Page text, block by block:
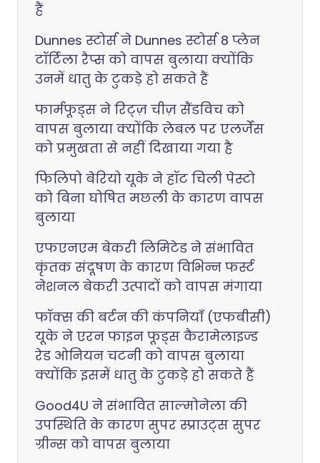
हैं
Dunnes स्टोर्स ने Dunnes स्टोर्स 8 प्लेन
टॉर्टिला रैप्स को वापस बुलाया क्योंकि
उनमें धातु के टुकड़े हो सकते हैं
फार्मफूड्स ने रिट्ज़ चीज़ सैंडविच को
वापस बुलाया क्योंकि लेबल पर एलर्जेंस
को प्रमुखता से नहीं दिखाया गया है
फिलिपो बेरियो यूके ने हॉट चिली पेस्टो
को बिना घोषित मछली के कारण वापस
बुलाया
एफएनएम बेकरी लिमिटेड ने संभावित
कृंतक संदूषण के कारण विभिन्न फर्स्ट
नेशनल बेकरी उत्पादों को वापस मंगाया
फॉक्स की बर्टन की कंपनियाँ (एफबीसी)
यूके ने एरन फाइन फूड्स कैरामेलाइज्ड
रेड ओनियन चटनी को वापस बुलाया
क्योंकि इसमें धातु के टुकड़े हो सकते हैं
Good4U ने संभावित साल्मोनेला की
उपस्थिति के कारण सुपर स्प्राउट्स सुपर
ग्रीन्स को वापस बुलाया